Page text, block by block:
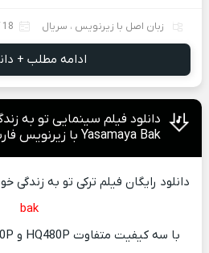
زبان اصل با زیرنویس ، سریال 18 آوریل 2022
ادامه مطلب +
Yasamaya Bak با زیرنویس فارسی
دانلود رایگان فیلم ترکی تو به
bak